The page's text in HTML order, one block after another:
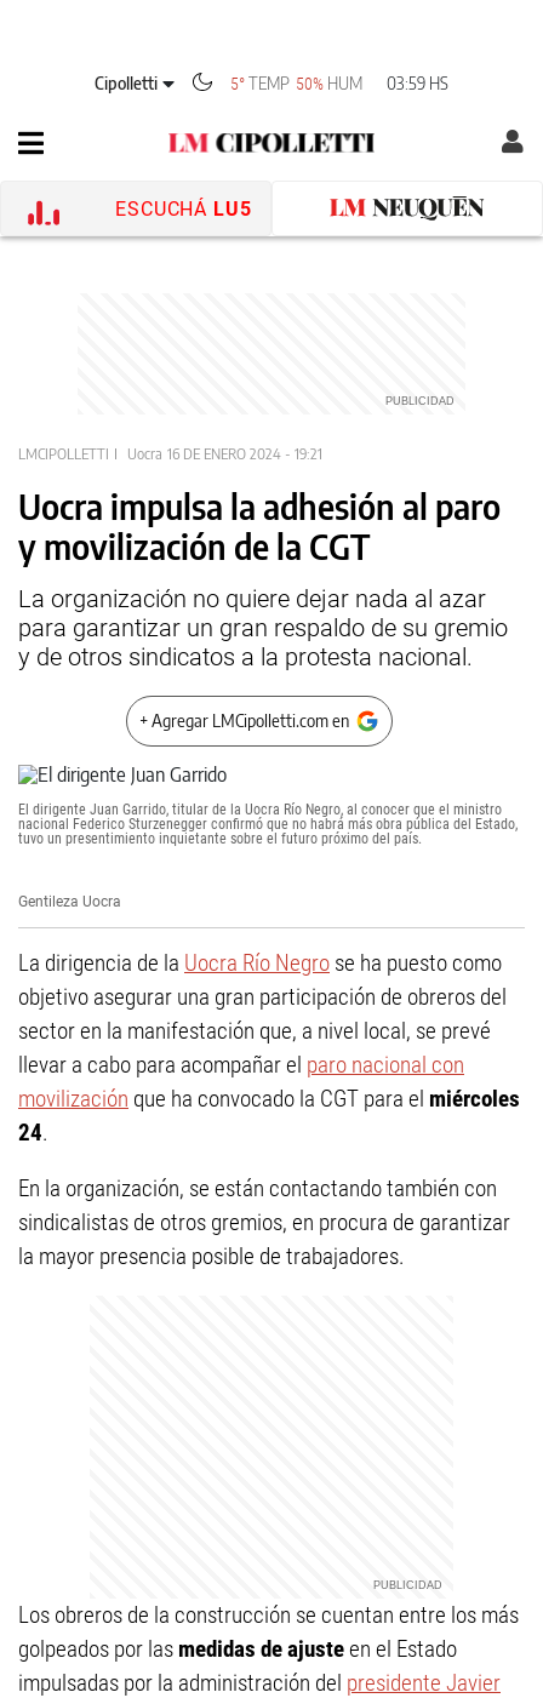
Cipolletti 5° TEMP 50% HUM 03:59 HS
ESCUCHÁ LU5
LMCIPOLLETTI Uocra 16 DE ENERO 2024 - 19:21
Uocra impulsa la adhesión al paro
y movilización de la CGT
La organización no quiere dejar nada al azar
para garantizar un gran respaldo de su gremio
y de otros sindicatos a la protesta nacional.
+ Agregar LMCipolletti.com en
El dirigente Juan Garrido, titular de la Uocra Río Negro, al conocer que el ministro
nacional Federico Sturzenegger confirmó que no habrá más obra pública del Estado,
tuvo un presentimiento inquietante sobre el futuro próximo del país.
Gentileza Uocra
La dirigencia de la Uocra Río Negro se ha puesto como
objetivo asegurar una gran participación de obreros del
sector en la manifestación que, a nivel local, se prevé
llevar a cabo para acompañar el paro nacional con
movilización que ha convocado la CGT para el miércoles
24.
En la organización, se están contactando también con
sindicalistas de otros gremios, en procura de garantizar
la mayor presencia posible de trabajadores.
Los obreros de la construcción se cuentan entre los más
golpeados por las medidas de ajusteen el Estado
impulsadas por la administración del presidente Javier